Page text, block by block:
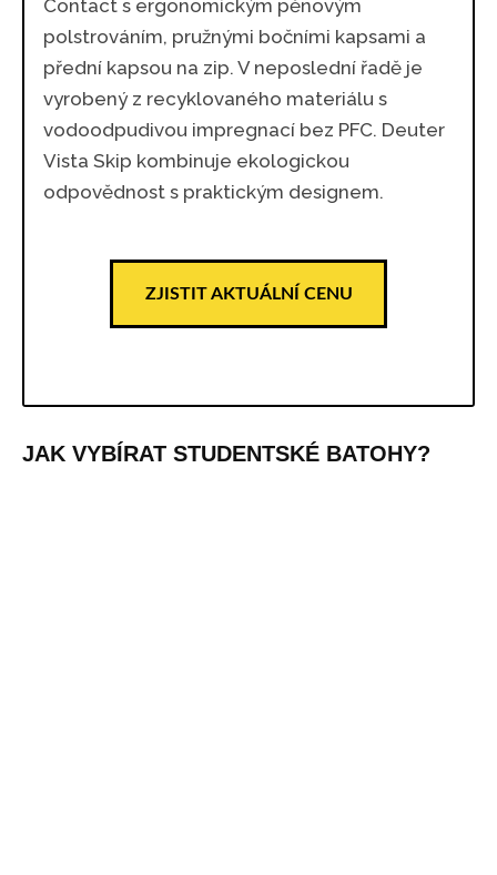
Contact s ergonomickým pěnovým
polstrováním, pružnými bočními kapsami a
přední kapsou na zip. V neposlední řadě je
vyrobený z recyklovaného materiálu s
vodoodpudivou impregnací bez PFC. Deuter
Vista Skip kombinuje ekologickou
odpovědnost s praktickým designem.
ZJISTIT AKTUÁLNÍ CENU
JAK VYBÍRAT STUDENTSKÉ BATOHY?